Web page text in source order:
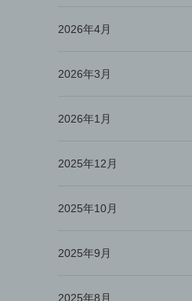
2026年4月
2026年3月
2026年1月
2025年12月
2025年10月
2025年9月
2025年8月